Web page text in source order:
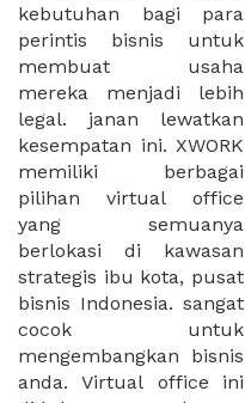
kebutuhan bagi para
perintis bisnis untuk
membuat usaha
mereka menjadi lebih
legal. janan lewatkan
kesempatan ini. XWORK
memiliki berbagai
pilihan virtual office
yang semuanya
berlokasi di kawasan
strategis ibu kota, pusat
bisnis Indonesia. sangat
cocok untuk
mengembangkan bisnis
anda. Virtual office ini
usaha bisnis Anda
terpandang di mata
klien dan stakeholder
lainnya. Virtual office
merupakan solusi
hemat penyewaan
kantor karena Anda
hanya menyewa alamat
Virtual Office yang Anda
gunakan untuk
menerima surat dan
tamu. Tren ini sudah
berkembang di kota-
kota besar, khususnya
Jakarta. Dengan